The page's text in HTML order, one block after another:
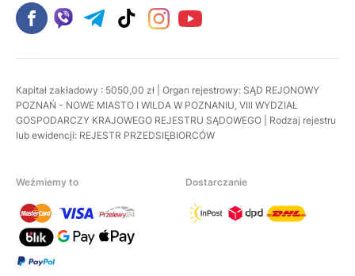
Kapitał zakładowy : 5050,00 zł | Organ rejestrowy: SĄD REJONOWY
POZNAŃ - NOWE MIASTO I WILDA W POZNANIU, VIII WYDZIAŁ
GOSPODARCZY KRAJOWEGO REJESTRU SĄDOWEGO | Rodzaj rejestru
lub ewidencji: REJESTR PRZEDSIĘBIORCÓW
Weźmiemy to Dostarczanie